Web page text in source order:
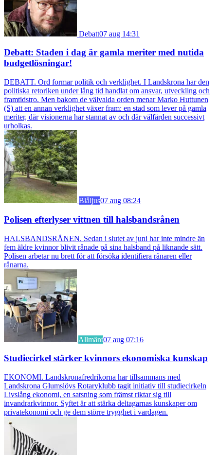
Debatt07 aug 14:31
Debatt: Staden i dag är gamla meriter med nutida
budgetlösningar!
DEBATT. Ord formar politik och verklighet. I Landskrona har den
politiska retoriken under lång tid handlat om ansvar, utveckling och
framtidstro. Men bakom de välvalda orden menar Marko Huttunen
(S) att en annan verklighet växer fram: en stad som lever på gamla
meriter, där visionerna har stannat av och där välfärden successivt
urholkas.
Blåljus07 aug 08:24
Polisen efterlyser vittnen till halsbandsrånen
HALSBANDSRÅNEN. Sedan i slutet av juni har inte mindre än
fem äldre kvinnor blivit rånade på sina halsband på liknande sätt.
Polisen arbetar nu brett för att försöka identifiera rånaren eller
rånarna.
Allmänt07 aug 07:16
Studiecirkel stärker kvinnors ekonomiska kunskap
EKONOMI. Landskronafredrikorna har tillsammans med
Landskrona Glumslövs Rotaryklubb tagit initiativ till studiecirkeln
Livslång ekonomi, en satsning som främst riktar sig till
invandrarkvinnor. Syftet är att stärka deltagarnas kunskaper om
privatekonomi och ge dem större trygghet i vardagen.